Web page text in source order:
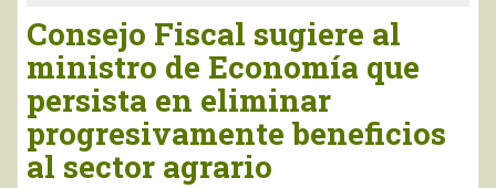
Consejo Fiscal sugiere al
ministro de Economía que
persista en eliminar
progresivamente beneficios
al sector agrario